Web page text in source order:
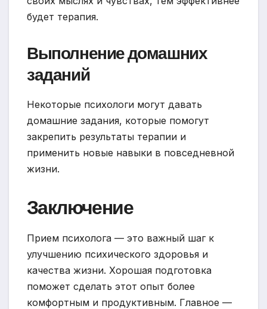
будет терапия.
Выполнение домашних
заданий
Некоторые психологи могут давать
домашние задания, которые помогут
закрепить результаты терапии и
применить новые навыки в повседневной
жизни.
Заключение
Прием психолога — это важный шаг к
улучшению психического здоровья и
качества жизни. Хорошая подготовка
поможет сделать этот опыт более
комфортным и продуктивным. Главное —